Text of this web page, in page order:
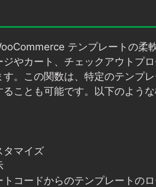
テンプレートの柔
やカート、チェックアウトプ
。この関数は、特定のテンプ
ことも可能です。以下のよう
タマイズ
コードからのテンプレートの